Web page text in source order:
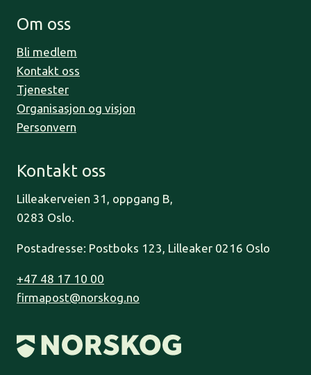
Om oss
Bli medlem
Kontakt oss
Tjenester
Organisasjon og visjon
Personvern
Kontakt oss
Lilleakerveien 31, oppgang B,
0283 Oslo.
Postadresse: Postboks 123, Lilleaker 0216 Oslo
+47 48 17 10 00
firmapost@norskog.no